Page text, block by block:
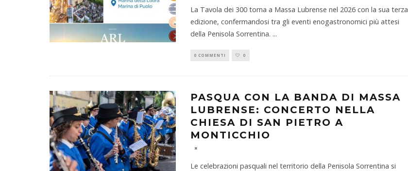
La Tavola dei 300 torna a Massa Lubrense nel 2026 con la sua terza
edizione, confermandosi tra gli eventi enogastronomici più attesi
della Penisola Sorrentina. ...
0 COMMENTI 0
PASQUA CON LA BANDA DI MASSA
LUBRENSE: CONCERTO NELLA
CHIESA DI SAN PIETRO A
MONTICCHIO
Le celebrazioni pasquali nel territorio della Penisola Sorrentina si